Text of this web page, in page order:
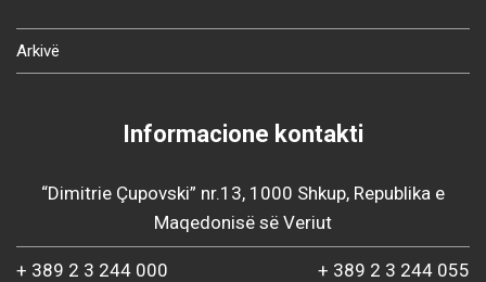
Arkivë
Informacione kontakti
“Dimitrie Çupovski” nr.13, 1000 Shkup, Republika e
Maqedonisë së Veriut
+ 389 2 3 244 000 + 389 2 3 244 055